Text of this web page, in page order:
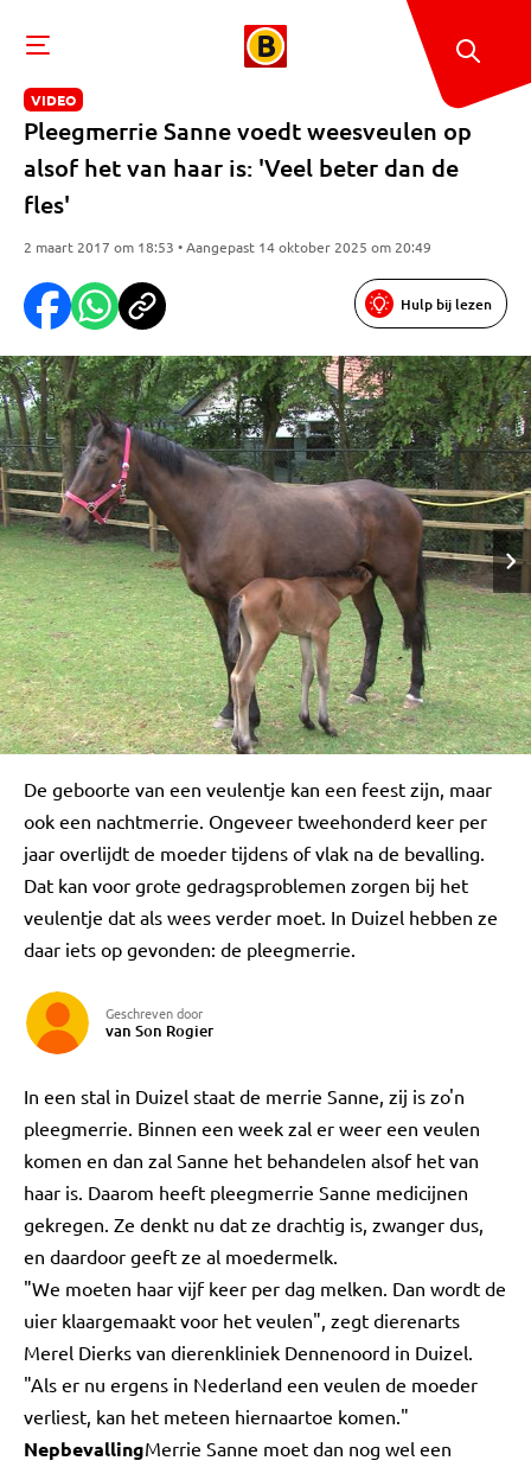
VIDEO
Pleegmerrie Sanne voedt weesveulen op
alsof het van haar is: 'Veel beter dan de
fles'
2 maart 2017 om 18:53 • Aangepast 14 oktober 2025 om 20:49
Hulp bij lezen
De geboorte van een veulentje kan een feest zijn, maar
ook een nachtmerrie. Ongeveer tweehonderd keer per
jaar overlijdt de moeder tijdens of vlak na de bevalling.
Dat kan voor grote gedragsproblemen zorgen bij het
veulentje dat als wees verder moet. In Duizel hebben ze
daar iets op gevonden: de pleegmerrie.
Geschreven door
van Son Rogier
In een stal in Duizel staat de merrie Sanne, zij is zo'n
pleegmerrie. Binnen een week zal er weer een veulen
komen en dan zal Sanne het behandelen alsof het van
haar is. Daarom heeft pleegmerrie Sanne medicijnen
gekregen. Ze denkt nu dat ze drachtig is, zwanger dus,
en daardoor geeft ze al moedermelk.
"We moeten haar vijf keer per dag melken. Dan wordt de
uier klaargemaakt voor het veulen", zegt dierenarts
Merel Dierks van dierenkliniek Dennenoord in Duizel.
"Als er nu ergens in Nederland een veulen de moeder
verliest, kan het meteen hiernaartoe komen."
NepbevallingMerrie Sanne moet dan nog wel een